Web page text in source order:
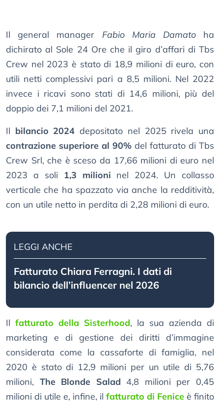
Il general manager Fabio Maria Damatoha
dichirato al Sole 24 Ore che il giro d’affari di Tbs
Crew nel 2023 è stato di 18,9 milioni di euro, con
utili netti complessivi pari a 8,5 milioni. Nel 2022
invece i ricavi sono stati di 14,6 milioni, più del
doppio dei 7,1 milioni del 2021.
Il bilancio 2024 depositato nel 2025 rivela una
contrazione superiore al 90% del fatturato di Tbs
Crew Srl, che è sceso da 17,66 milioni di euro nel
2023 a soli
1,3 milioni nel 2024. Un collasso
verticale che ha spazzato via anche la redditività,
con un utile netto in perdita di 2,28 milioni di euro.
LEGGI ANCHE
Fatturato Chiara Ferragni. I dati di
bilancio dell’influencer nel 2026
Il fatturato della Sisterhood, la sua azienda di
marketing e di gestione dei diritti d’immagine
considerata come la cassaforte di famiglia, nel
2020 è stato di 12,9 milioni per un utile di 5,76
milioni, The Blonde Salad 4,8 milioni per 0,45
milioni di utile e, infine, il fatturato di Fenice è finito